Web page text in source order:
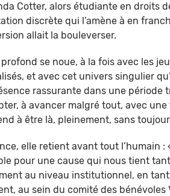
Cotter, alors étudiante en droits
discrète qui l’amène à en
allait la bouleverser.
se noue, à la fois avec les
et avec cet univers singulier
rassurante dans une période
à avancer malgré tout, avec
à être là, pleinement, sans
elle retient avant tout l’humain
pour une cause qui nous tient
au niveau institutionnel, en
au sein du comité des